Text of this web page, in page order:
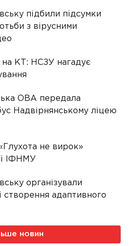
підбили підсумки
з вірусними
КТ: НСЗУ нагадує
ОВА передала
Надвірнянському ліцею
не вирок»
ІФНМУ
організували
створення адаптивного
новин